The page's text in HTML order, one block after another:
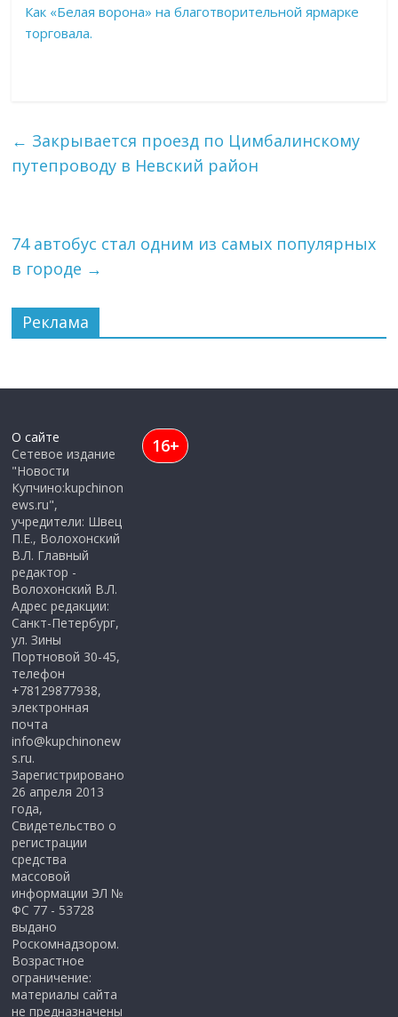
Как «Белая ворона» на благотворительной ярмарке
торговала.
← Закрывается проезд по Цимбалинскому
путепроводу в Невский район
74 автобус стал одним из самых популярных
в городе →
Реклама
О сайте
Сетевое издание
"Новости
Купчино:kupchinon
ews.ru",
учредители: Швец
П.Е., Волохонский
В.Л. Главный
редактор -
Волохонский В.Л.
Адрес редакции:
Санкт-Петербург,
ул. Зины
Портновой 30-45,
телефон
+78129877938,
электронная
почта
info@kupchinonew
s.ru.
Зарегистрировано
26 апреля 2013
года,
Свидетельство о
регистрации
средства
массовой
информации ЭЛ №
ФС 77 - 53728
выдано
Роскомнадзором.
Возрастное
ограничение:
материалы сайта
не предназначены
16+